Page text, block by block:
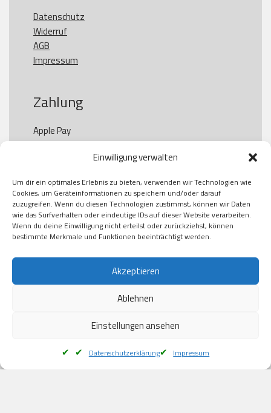
Einwilligung verwalten
Um dir ein optimales Erlebnis zu bieten, verwenden wir Technologien wie
Cookies, um Geräteinformationen zu speichern und/oder darauf
zuzugreifen. Wenn du diesen Technologien zustimmst, können wir Daten
wie das Surfverhalten oder eindeutige IDs auf dieser Website verarbeiten.
Wenn du deine Einwilligung nicht erteilst oder zurückziehst, können
bestimmte Merkmale und Funktionen beeinträchtigt werden.
Akzeptieren
Ablehnen
Einstellungen ansehen
Datenschutzerklärung Impressum
Datenschutz
Widerruf
AGB
Impressum
Zahlung
Apple Pay
Paypal
Kauf auf Rechung
Klarna
American Express